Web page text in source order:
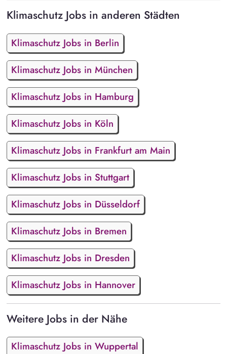
Klimaschutz Jobs in anderen Städten
Klimaschutz Jobs in Berlin
Klimaschutz Jobs in München
Klimaschutz Jobs in Hamburg
Klimaschutz Jobs in Köln
Klimaschutz Jobs in Frankfurt am Main
Klimaschutz Jobs in Stuttgart
Klimaschutz Jobs in Düsseldorf
Klimaschutz Jobs in Bremen
Klimaschutz Jobs in Dresden
Klimaschutz Jobs in Hannover
Weitere Jobs in der Nähe
Klimaschutz Jobs in Wuppertal